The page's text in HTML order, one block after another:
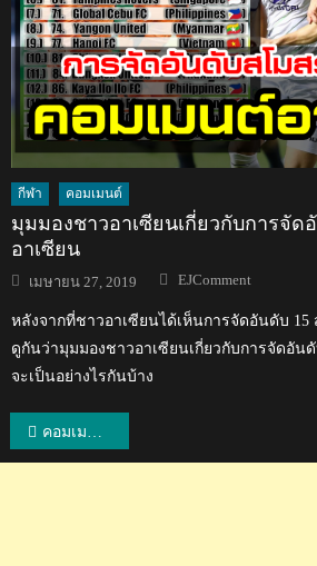
กีฬา คอมเมนต์
มุมมองชาวอาเซียนเกี่ยวกับการจัด
อาเซียน
Posted
on
เมษายน 27, 2019 Author
EJComment
หลังจากที่ชาวอาเซียนได้เห็นการจัดอันดับ
ดูกันว่ามุมมองชาวอาเซียนเกี่ยวกับการจัดอัน
จะเป็นอย่างไรกันบ้าง
แนะแนว
คอมเมนต์เวียด+ปินส์ หลังไทยประกาศ 25 รายชื่อนักวอลเลย์บอลหญิง เตรียมลุยศึกในปี 2024